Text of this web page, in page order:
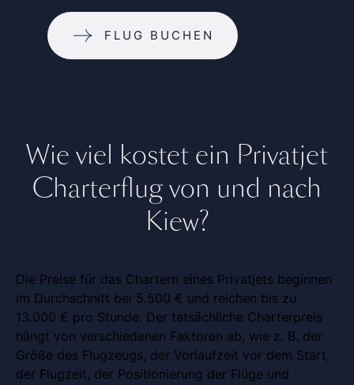
FLUG BUCHEN
Wie viel kostet ein Privatjet
Charterflug von und nach
Kiew?
Die Preise für das Chartern eines Privatjets beginnen
im Durchschnitt bei 5.500 € und reichen bis zu
13.000 € pro Stunde. Der tatsächliche Charterpreis
hängt von verschiedenen Faktoren ab, wie z. B. der
Größe des Flugzeugs, der Vorlaufzeit vor dem Start,
der Flugzeit, der Positionierung der Flüge und